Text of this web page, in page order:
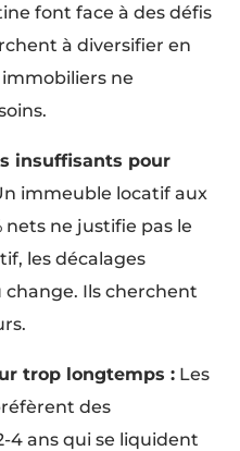
font face à des défis
à diversifier en
immobiliers ne
insuffisants pour
immeuble locatif aux
nets ne justifie pas le
les décalages
change. Ils cherchent
trop longtemps : Les
des
4 ans qui se liquident